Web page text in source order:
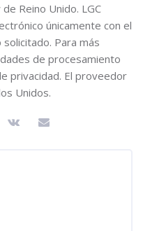
Reino Unido. LGC
únicamente con el
Para más
de procesamiento
privacidad. El proveedor
Unidos.